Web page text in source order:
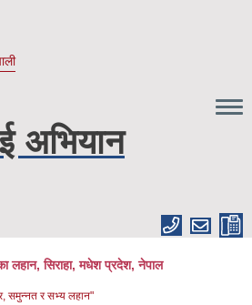
अभियान
लहान, सिराहा, मधेश प्रदेश, नेपाल
समुन्नत र सभ्य लहान"